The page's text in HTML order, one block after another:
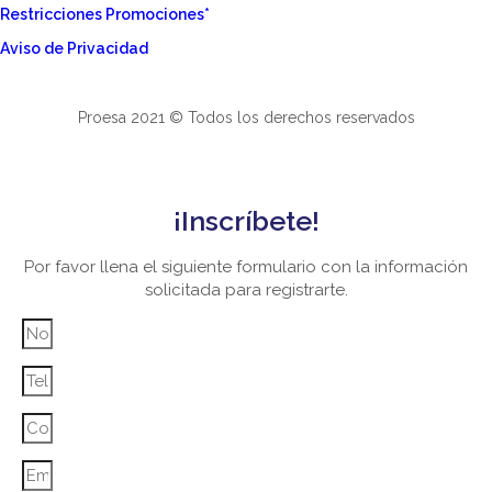
Restricciones Promociones*
Aviso de Privacidad
Proesa 2021 © Todos los derechos reservados
¡Inscríbete!
Por favor llena el siguiente formulario con la información
solicitada para registrarte.